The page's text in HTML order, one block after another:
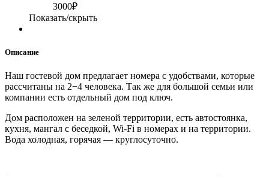
3000₽
Показать/скрыть
Описание
Наш гостевой дом предлагает номера с удобствами, которые
рассчитаны на 2−4 человека. Так же для большой семьи или
компании есть отдельный дом под ключ.
Дом расположен на зеленой территории, есть автостоянка,
кухня, мангал с беседкой, Wi-Fi в номерах и на территории.
Вода холодная, горячая — круглосуточно.